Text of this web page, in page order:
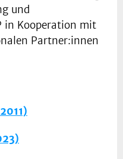
und
in Kooperation mit
Partner:innen